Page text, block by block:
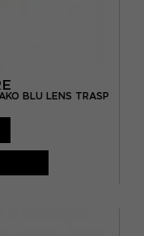
BLU LENS TRASP